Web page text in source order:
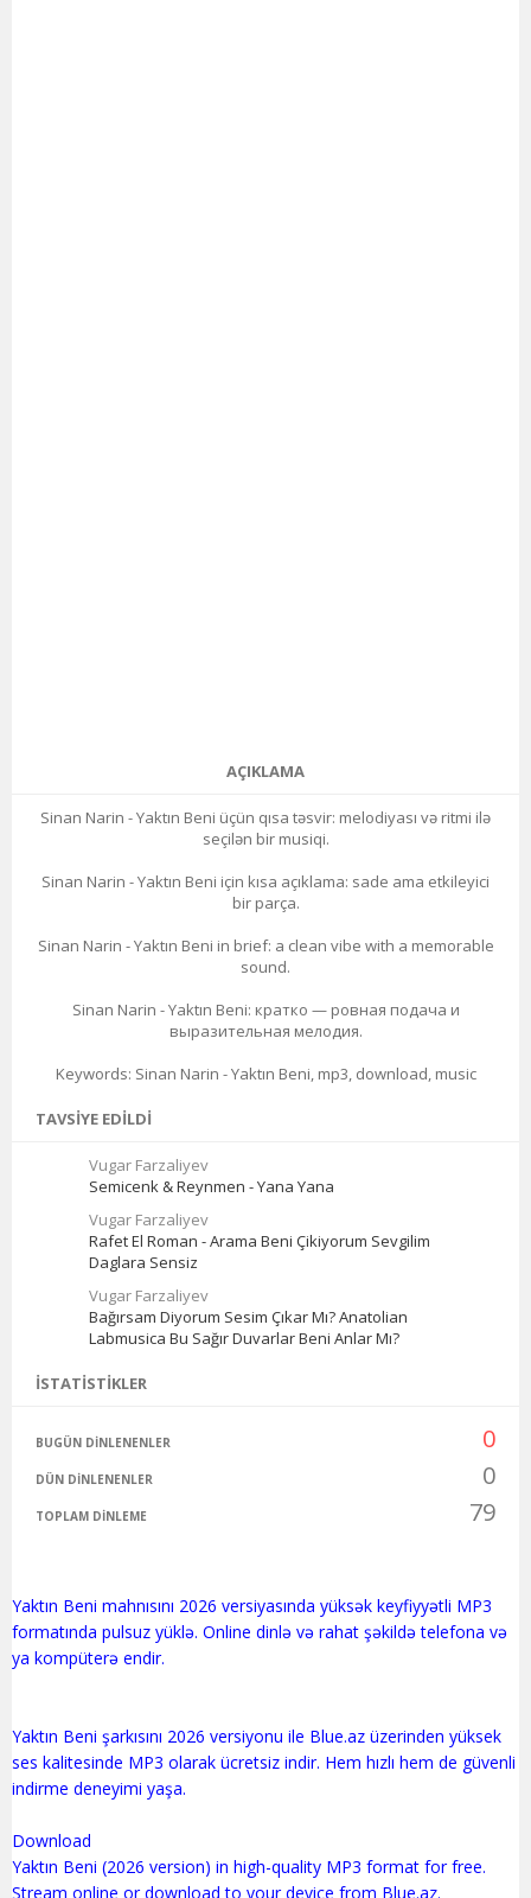
AÇIKLAMA
Sinan Narin - Yaktın Beni üçün qısa təsvir: melodiyası və ritmi ilə
seçilən bir musiqi.
Sinan Narin - Yaktın Beni için kısa açıklama: sade ama etkileyici
bir parça.
Sinan Narin - Yaktın Beni in brief: a clean vibe with a memorable
sound.
Sinan Narin - Yaktın Beni: кратко — ровная подача и
выразительная мелодия.
Keywords: Sinan Narin - Yaktın Beni, mp3, download, music
TAVSIYE EDILDI
Vugar Farzaliyev
Semicenk & Reynmen - Yana Yana
Vugar Farzaliyev
Rafet El Roman - Arama Beni Çikiyorum Sevgilim
Daglara Sensiz
Vugar Farzaliyev
Bağırsam Diyorum Sesim Çıkar Mı? Anatolian
Labmusica Bu Sağır Duvarlar Beni Anlar Mı?
İSTATISTIKLER
BUGÜN DINLENENLER 0
DÜN DINLENENLER 0
TOPLAM DINLEME 79
Yaktın Beni mahnısını 2026 versiyasında yüksək keyfiyyətli MP3
formatında pulsuz yüklə. Online dinlə və rahat şəkildə telefona və
ya kompüterə endir.
Yaktın Beni şarkısını 2026 versiyonu ile Blue.az üzerinden yüksek
ses kalitesinde MP3 olarak ücretsiz indir. Hem hızlı hem de güvenli
indirme deneyimi yaşa.
Download
Yaktın Beni (2026 version) in high-quality MP3 format for free.
Stream online or download to your device from Blue.az.